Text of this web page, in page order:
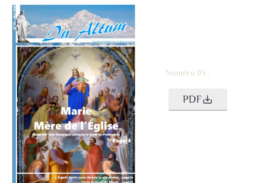
Numéro 95 :
PDFsave_alt